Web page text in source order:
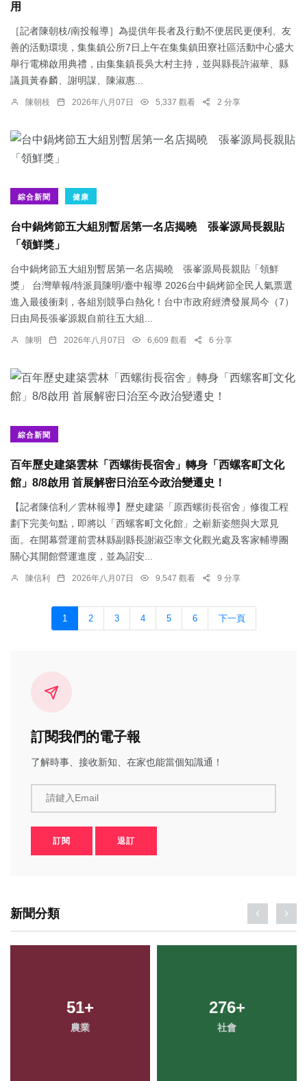
用
［記者陳朝枝/南投報導］為提供年長者及行動不便居民更便利、友
善的活動環境，集集鎮公所7日上午在集集鎮田寮社區活動中心盛大
舉行電梯啟用典禮，由集集鎮長吳大村主持，並與縣長許淑華、縣
議員黃春麟、謝明謀、陳淑惠...
陳朝枝 2026年八月07日 5,337 觀看 2 分享
綜合新聞 健康
台中鍋烤節五大組別暫居第一名店揭曉 張峯源局長親貼
「領鮮獎」
台中鍋烤節五大組別暫居第一名店揭曉 張峯源局長親貼「領鮮
獎」 台灣華報/特派員陳明/臺中報導 2026台中鍋烤節全民人氣票選
進入最後衝刺，各組別競爭白熱化！台中市政府經濟發展局今（7）
日由局長張峯源親自前往五大組...
陳明 2026年八月07日 6,609 觀看 6 分享
綜合新聞
百年歷史建築雲林「西螺街長宿舍」轉身「西螺客町文化
館」8/8啟用 首展解密日治至今政治變遷史！
【記者陳信利／雲林報導】歷史建築「原西螺街長宿舍」修復工程
劃下完美句點，即將以「西螺客町文化館」之嶄新姿態與大眾見
面。在開幕營運前雲林縣副縣長謝淑亞率文化觀光處及客家輔導團
關心其開館營運進度，並為詔安...
陳信利 2026年八月07日 9,547 觀看 9 分享
1 2 3 4 5 6 下一頁
訂閱我們的電子報
了解時事、接收新知、在家也能當個知識通！
請鍵入Email
訂閱 退訂
新聞分類
51+
農業
276+
社會